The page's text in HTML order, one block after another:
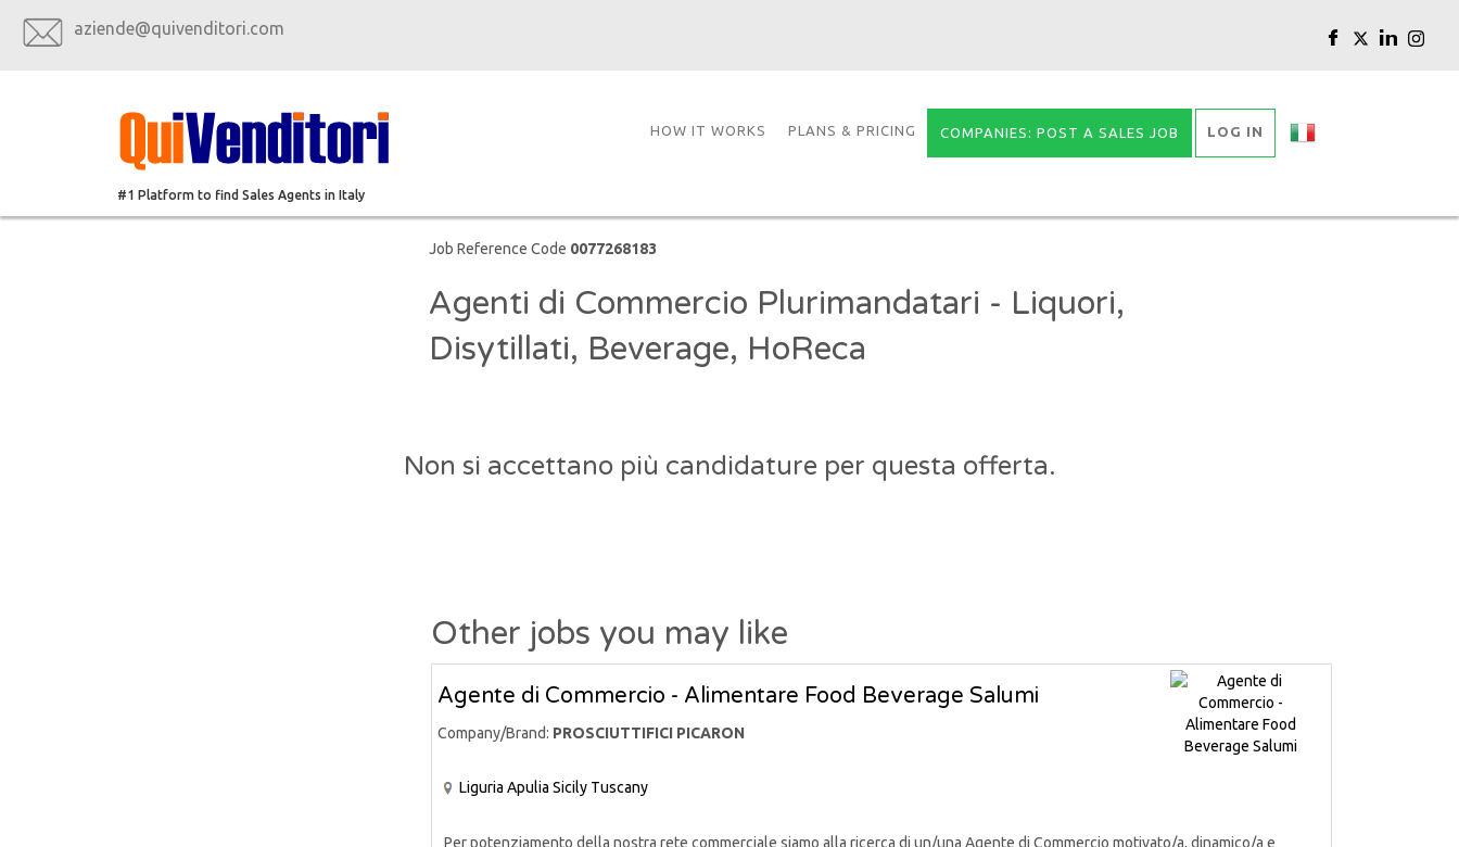
aziende@quivenditori.com
#1 Platform to find Sales Agents in Italy
HOW IT WORKS PLANS & PRICING COMPANIES: POST A SALES JOB LOG IN
Job Reference Code 0077268183
Agenti di Commercio Plurimandatari - Liquori,
Disytillati, Beverage, HoReca
Non si accettano più candidature per questa offerta.
Other jobs you may like
Agente di Commercio - Alimentare Food Beverage Salumi
Company/Brand: PROSCIUTTIFICI PICARON
Liguria Apulia Sicily Tuscany
Per potenziamento della nostra rete commerciale siamo alla ricerca di un/una Agente di Commercio motivato/a, dinamico/a e